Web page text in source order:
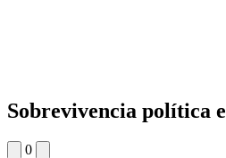
Sobrevivencia política
0